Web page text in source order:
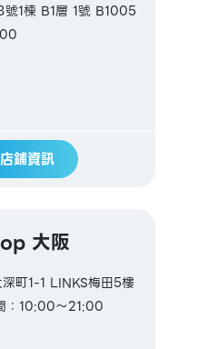
1棟 B1層 1號 B1005
鋪資訊
大阪
町1-1 LINKS梅田5樓
：10:00～21:00